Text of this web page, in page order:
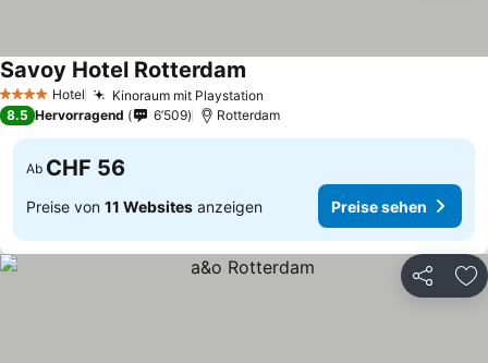
4 Sterne Hotel Kinoraum mit Playstation
Savoy Hotel Rotterdam
8.5 Hervorragend 6’509 Rotterdam
Ab CHF 56
Preise von 11 Websites anzeigen Preise sehen
Teilen